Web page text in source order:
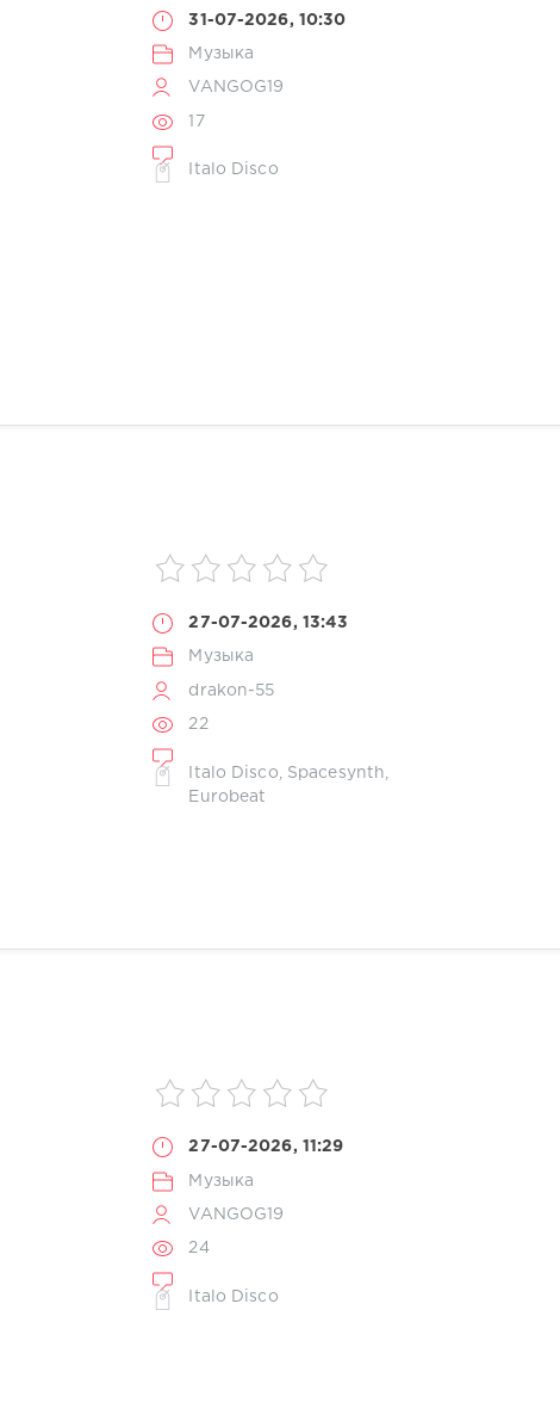
31-07-2026, 10:30
Музыка
VANGOG19
17
Italo Disco
27-07-2026, 13:43
Музыка
drakon-55
22
Italo Disco Spacesynth
Eurobeat
27-07-2026, 11:29
Музыка
VANGOG19
24
Italo Disco